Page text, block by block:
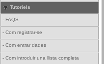
Tutoriels
- FAQS
- Com registrar-se
- Com entrar dades
- Com introduir una llista completa